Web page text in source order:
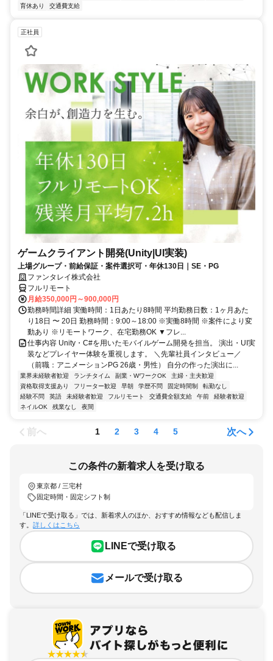
育休あり
交通費支給
正社員
ゲームクライアント開発(Unity|UI実装)
上場グループ・前給保証・案件選択可・年休130日｜SE・PG
ファンタレイ株式会社
フルリモート
月給350,000円～900,000円
勤務時間詳細 実働時間：1日あたり8時間 平均勤務日数：1ヶ月あた
り18日 〜 20日 勤務時間：9:00～18:00 ※実働8時間 ※案件により変
動あり ※リモートワーク、在宅勤務OK ▼フレ...
仕事内容 Unity・C#を用いたモバイルゲーム開発を担当。 演出・UI実
装などプレイヤー体験を重視します。 ＼先輩社員インタビュー／
（前職：アニメーションPG 26歳・男性） 自分の作った演出に...
業界未経験者歓迎 ランチタイム 副業・WワークOK
主婦・主夫歓迎
資格取得支援あり
フリーター歓迎 早朝 学歴不問 固定時間制
転勤なし
経験不問
英語 未経験者歓迎 フルリモート 交通費全額支給 午前
経験者歓迎
ネイルOK
残業なし 夜間
前へ 1 2 3 4 5 次へ
この条件の新着求人を受け取る
東京都 / 三宅村
固定時間・固定シフト制
「LINEで受け取る」では、新着求人のほか、おすすめ情報なども配信しま
す。 詳しくはこちら
LINEで受け取る
メールで受け取る